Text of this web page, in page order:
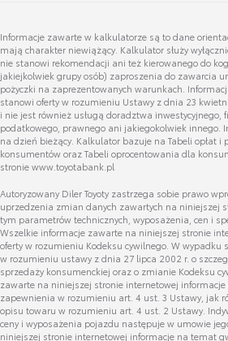
szymon.sarencza@toyota-
Informacje zawarte w kalkulatorze są to dane
mają charakter niewiążący. Kalkulator służy
nie stanowi rekomendacji ani też kierowanego do
jakiejkolwiek grupy osób) zaproszenia do zawarcia
pożyczki na zaprezentowanych warunkach.
stanowi oferty w rozumieniu Ustawy z dnia 23
i nie jest również usługą doradztwa inwestycyjnego,
podatkowego, prawnego ani jakiegokolwiek innego.
na dzień bieżący. Kalkulator bazuje na Tabeli opłat i
konsumentów oraz Tabeli oprocentowania dla
stronie www.toyotabank.pl
Autoryzowany Diler Toyoty zastrzega sobie prawo
uprzedzenia zmian danych zawartych na niniejszej
tym parametrów technicznych, wyposażenia, cen i
Wszelkie informacje zawarte na niniejszej stronie
oferty w rozumieniu Kodeksu cywilnego. W wypadku
w rozumieniu ustawy z dnia 27 lipca 2002 r. o
sprzedaży konsumenckiej oraz o zmianie Kodeksu
zawarte na niniejszej stronie internetowej
zapewnienia w rozumieniu art. 4 ust. 3 Ustawy, jak
opisu towaru w rozumieniu art. 4 ust. 2 Ustawy.
ceny i wyposażenia pojazdu następuje w umowie
niniejszej stronie internetowej informacje na temat